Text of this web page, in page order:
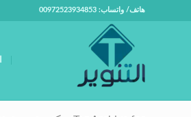
هاتف/ واتساب: 00972523934853